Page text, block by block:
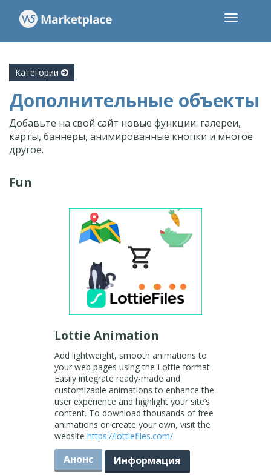
Категории
Дополнительные объекты
Добавьте на свой сайт новые функции: галереи,
карты, баннеры, анимированные кнопки и многое
другое.
Fun
Lottie Animation
Add lightweight, smooth animations to
your web pages using the Lottie format.
Easily integrate ready-made and
customizable animations to enhance the
user experience and highlight your site’s
content. To download thousands of free
animations or create your own, visit the
website https://lottiefiles.com/
Анонс Информация